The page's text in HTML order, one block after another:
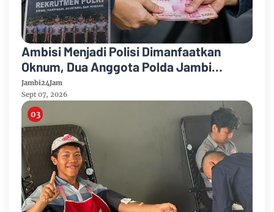
Ambisi Menjadi Polisi Dimanfaatkan
Oknum, Dua Anggota Polda Jambi
Diduga Tipu Calon Bintara dengan Janji
Kelulusan
Jambi24Jam
Sept 07, 2026